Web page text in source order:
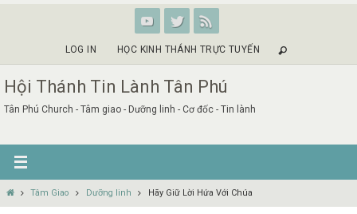
LOG IN HỌC KINH THÁNH TRỰC TUYẾN
Hội Thánh Tin Lành Tân Phú
Tân Phú Church - Tâm giao - Dưỡng linh - Cơ đốc - Tin lành
HomeTâm Giao Dưỡng linh Hãy Giữ Lời Hứa Với Chúa